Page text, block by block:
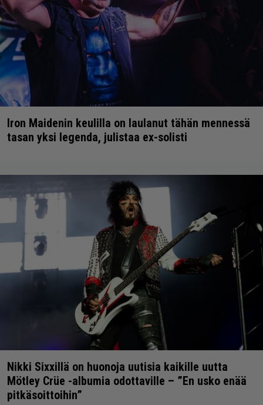
Iron Maidenin keulilla on laulanut tähän mennessä
tasan yksi legenda, julistaa ex-solisti
Nikki Sixxillä on huonoja uutisia kaikille uutta
Mötley Crüe -albumia odottaville – ”En usko enää
pitkäsoittoihin”